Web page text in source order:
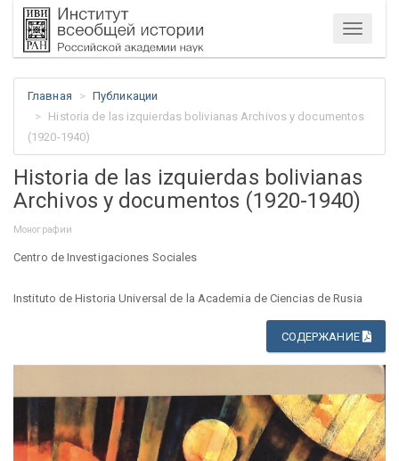
Меню
Главная
Публикации
Historia de las izquierdas bolivianas Archivos y documentos
(1920-1940)
Historia de las izquierdas bolivianas
Archivos y documentos (1920-1940)
Монографии
Centro de Investigaciones Sociales
Instituto de Historia Universal de la Academia de Ciencias de Rusia
СОДЕРЖАНИЕ